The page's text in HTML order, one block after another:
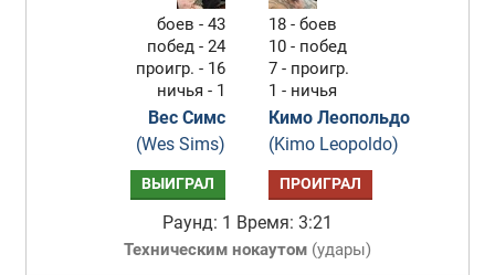
боев - 43
побед - 24
проигр. - 16
ничья - 1
Вес Симс
(Wes Sims)
18 - боев
10 - побед
7 - проигр.
1 - ничья
Кимо Леопольдо
(Kimo Leopoldo)
ВЫИГРАЛ ПРОИГРАЛ
Раунд: 1 Время: 3:21
Техническим нокаутом(удары)